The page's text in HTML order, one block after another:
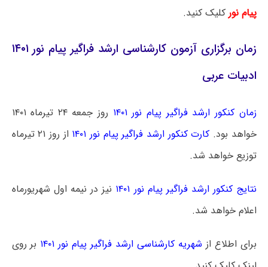
پیام نورکلیک کنید.
زمان برگزاری آزمون کارشناسی ارشد فراگیر پیام نور ۱۴۰۱
ادبیات عربی
زمان کنکور ارشد فراگیر پیام نور ۱۴۰۱
روز جمعه ۲۴ تیرماه ۱۴۰۱
خواهد بود. کارت کنکور ارشد فراگیر پیام نور ۱۴۰۱
از روز ۲۱ تیرماه
توزیع خواهد شد.
نتایج کنکور ارشد فراگیر پیام نور ۱۴۰۱
نیز در نیمه اول شهریورماه
اعلام خواهد شد.
برای اطلاع از شهریه کارشناسی ارشد فراگیر پیام نور ۱۴۰۱
بر روی